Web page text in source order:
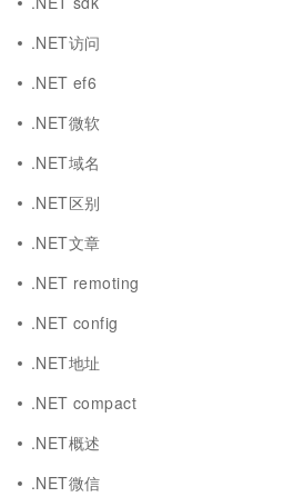
.NET访问
.NET ef6
.NET微软
.NET域名
.NET区别
.NET文章
.NET remoting
.NET config
.NET地址
.NET compact
.NET概述
.NET微信